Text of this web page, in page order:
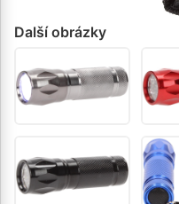
Další obrázky